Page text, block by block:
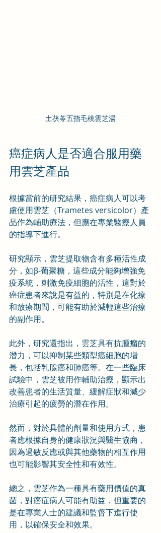
土茯苓五指毛桃雲芝湯
癌症病人是否適合服用藥
用雲芝產品
根據當前的研究結果，癌症病人可以考
慮使用雲芝（Trametes versicolor）產
品作為輔助療法，但應在專業醫療人員
的指導下進行。
研究顯示，雲芝提取物含有多種活性成
分，如β-葡聚糖，這些成分能夠增強免
疫系統，刺激免疫細胞的活性，這對於
癌症患者來說是有益的，特別是在化療
和放療期間，可能有助於減輕這些治療
的副作用。
此外，研究還指出，雲芝具有抗腫瘤的
潛力，可以抑制某些類型癌細胞的增
長，包括乳腺癌和肺癌等。在一些臨床
試驗中，雲芝被用作輔助治療，顯示出
改善患者的生活質量、緩解症狀和減少
治療引起的疲勞的潛在作用。
然而，對於具體的劑量和使用方式，患
者應根據自身的健康狀況與醫生協商，
因為過敏反應或與其他藥物的相互作用
也可能影響其安全性和有效性。
總之，雲芝作為一種具有藥用價值的真
菌，對癌症病人可能有助益，但重要的
是在專業人士的建議和監督下進行使
用，以確保安全和效果。